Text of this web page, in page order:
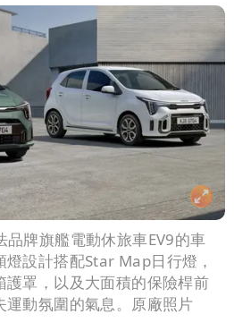
牌旗艦電動休旅車EV9的車
設計搭配Star Map日行燈，
罩，以及大面積的保險桿前
動氛圍的氣息。原廠照片